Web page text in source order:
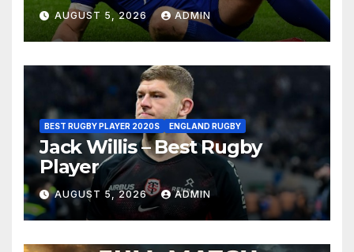
AUGUST 5, 2026 ADMIN
BEST RUGBY PLAYER 2020S ENGLAND RUGBY
Jack Willis – Best Rugby
Player
AUGUST 5, 2026 ADMIN